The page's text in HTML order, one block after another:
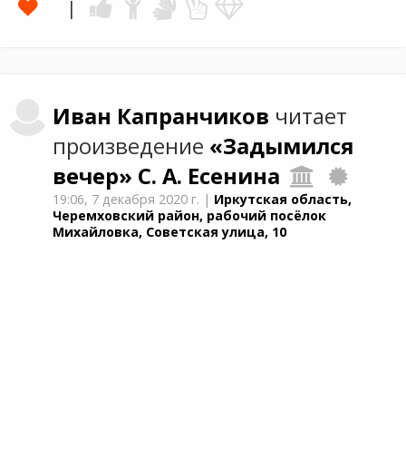
Иван Капранчиков читает
произведение «Задымился
вечер» С. А. Есенина
19:06, 7 декабря 2020 г. | Иркутская область,
Черемховский район, рабочий посёлок
Михайловка, Советская улица, 10